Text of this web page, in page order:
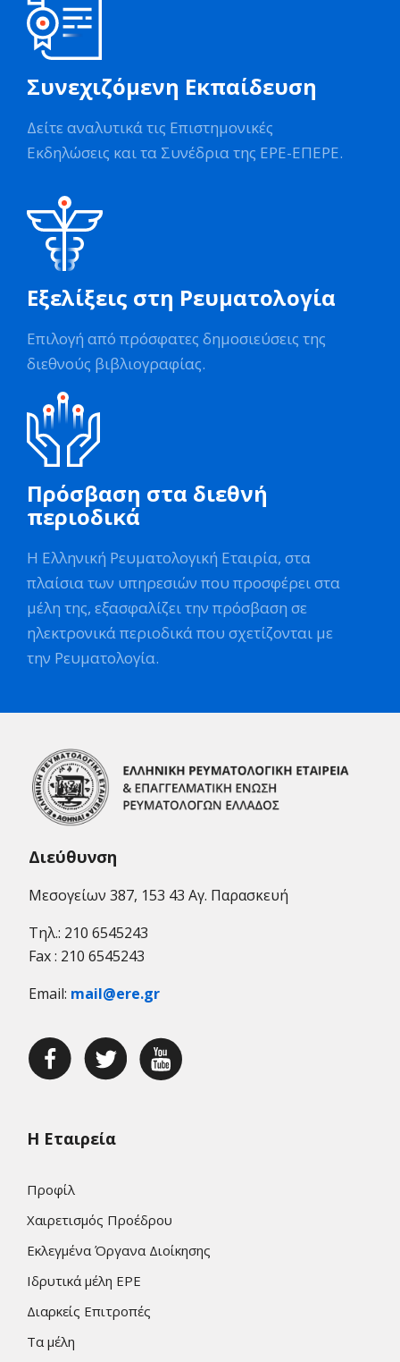
Συνεχιζόμενη Εκπαίδευση
Δείτε αναλυτικά τις Επιστημονικές
Εκδηλώσεις και τα Συνέδρια της ΕΡΕ-ΕΠΕΡΕ.
Εξελίξεις στη Ρευματολογία
Επιλογή από πρόσφατες δημοσιεύσεις της
διεθνούς βιβλιογραφίας.
Πρόσβαση στα διεθνή
περιοδικά
Η Ελληνική Ρευματολογική Εταιρία, στα
πλαίσια των υπηρεσιών που προσφέρει στα
μέλη της, εξασφαλίζει την πρόσβαση σε
ηλεκτρονικά περιοδικά που σχετίζονται με
την Ρευματολογία.
Διεύθυνση
Μεσογείων 387, 153 43 Αγ. Παρασκευή
Τηλ.: 210 6545243
Fax : 210 6545243
Email: mail@ere.gr
Η Εταιρεία
Προφίλ
Χαιρετισμός Προέδρου
Εκλεγμένα Όργανα Διοίκησης
Ιδρυτικά μέλη ΕΡΕ
Διαρκείς Επιτροπές
Τα μέλη